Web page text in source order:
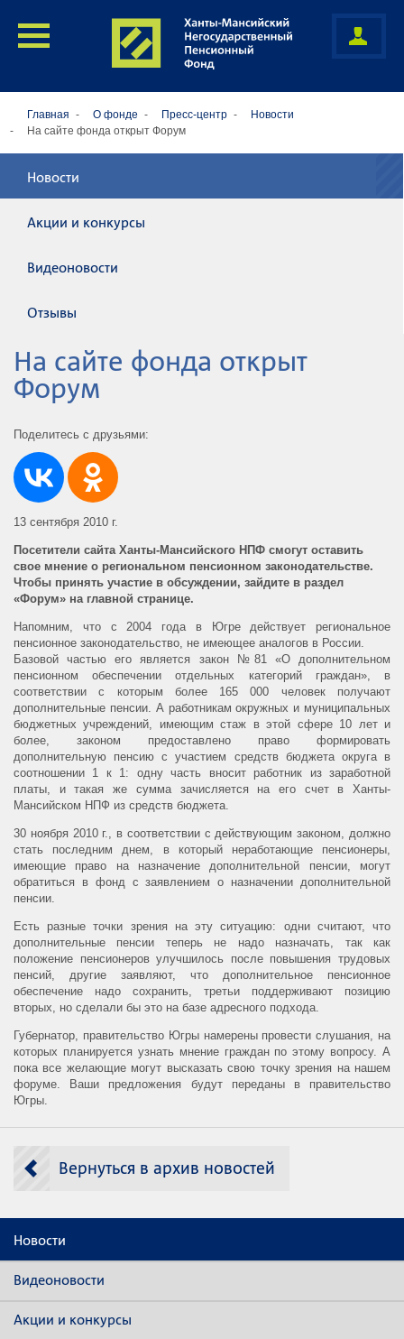
Главная О фонде Пресс-центр
Новости
На сайте фонда открыт Форум
Новости
Акции и конкурсы
Видеоновости
Отзывы
На сайте фонда открыт
Форум
Поделитесь с друзьями:
13 сентября 2010 г.
Посетители сайта Ханты-Мансийского НПФ смогут оставить
свое мнение о региональном пенсионном законодательстве.
Чтобы принять участие в обсуждении, зайдите в раздел
«Форум» на главной странице.
Напомним, что с 2004 года в Югре действует региональное
пенсионное законодательство, не имеющее аналогов в России.
Базовой частью его является закон №81 «О дополнительном
пенсионном обеспечении отдельных категорий граждан», в
соответствии с которым более 165 000 человек получают
дополнительные пенсии. А работникам окружных и муниципальных
бюджетных учреждений, имеющим стаж в этой сфере 10 лет и
более, законом предоставлено право формировать
дополнительную пенсию с участием средств бюджета округа в
соотношении 1 к 1: одну часть вносит работник из заработной
платы, и такая же сумма зачисляется на его счет в Ханты-
Мансийском НПФ из средств бюджета.
30 ноября 2010 г., в соответствии с действующим законом, должно
стать последним днем, в который неработающие пенсионеры,
имеющие право на назначение дополнительной пенсии, могут
обратиться в фонд с заявлением о назначении дополнительной
пенсии.
Есть разные точки зрения на эту ситуацию: одни считают, что
дополнительные пенсии теперь не надо назначать, так как
положение пенсионеров улучшилось после повышения трудовых
пенсий, другие заявляют, что дополнительное пенсионное
обеспечение надо сохранить, третьи поддерживают позицию
вторых, но сделали бы это на базе адресного подхода.
Губернатор, правительство Югры намерены провести слушания, на
которых планируется узнать мнение граждан по этому вопросу. А
пока все желающие могут высказать свою точку зрения на нашем
форуме. Ваши предложения будут переданы в правительство
Югры.
Вернуться в архив новостей
Новости
Видеоновости
Акции и конкурсы